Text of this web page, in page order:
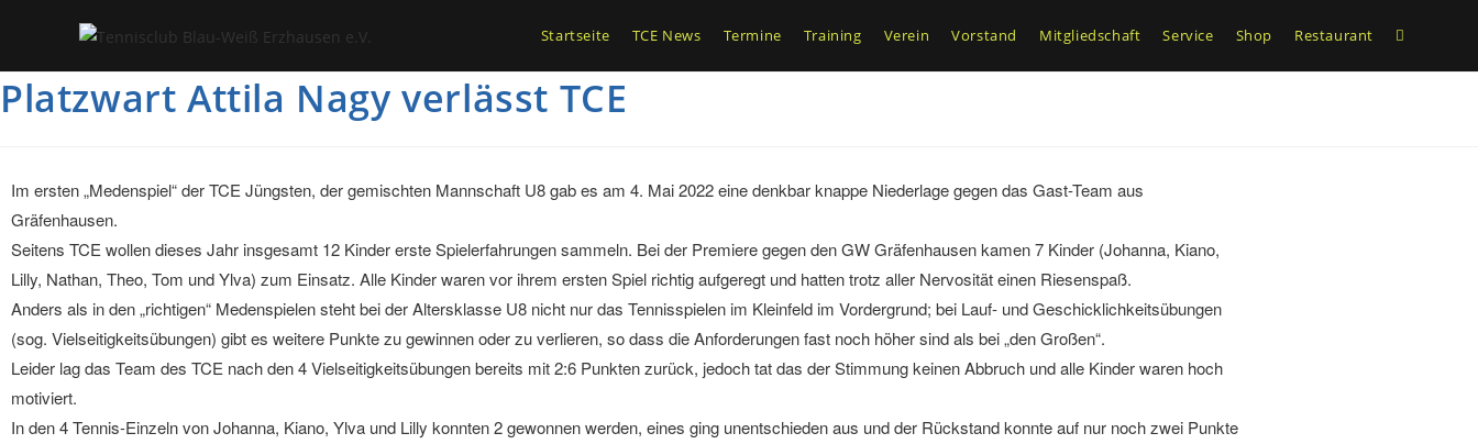
Startseite TCE News Termine Training Verein Vorstand Mitgliedschaft Service Shop Restaurant
Platzwart Attila Nagy verlässt TCE
Im ersten „Medenspiel“ der TCE Jüngsten, der gemischten Mannschaft U8 gab es am 4. Mai 2022 eine denkbar knappe Niederlage gegen das Gast-Team aus
Gräfenhausen.
Seitens TCE wollen dieses Jahr insgesamt 12 Kinder erste Spielerfahrungen sammeln. Bei der Premiere gegen den GW Gräfenhausen kamen 7 Kinder (Johanna, Kiano,
Lilly, Nathan, Theo, Tom und Ylva) zum Einsatz. Alle Kinder waren vor ihrem ersten Spiel richtig aufgeregt und hatten trotz aller Nervosität einen Riesenspaß.
Anders als in den „richtigen“ Medenspielen steht bei der Altersklasse U8 nicht nur das Tennisspielen im Kleinfeld im Vordergrund; bei Lauf- und Geschicklichkeitsübungen
(sog. Vielseitigkeitsübungen) gibt es weitere Punkte zu gewinnen oder zu verlieren, so dass die Anforderungen fast noch höher sind als bei „den Großen“.
Leider lag das Team des TCE nach den 4 Vielseitigkeitsübungen bereits mit 2:6 Punkten zurück, jedoch tat das der Stimmung keinen Abbruch und alle Kinder waren hoch
motiviert.
In den 4 Tennis-Einzeln von Johanna, Kiano, Ylva und Lilly konnten 2 gewonnen werden, eines ging unentschieden aus und der Rückstand konnte auf nur noch zwei Punkte